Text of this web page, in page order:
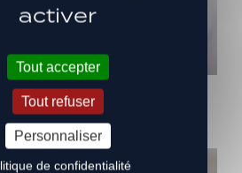
! Réunion
samedi 8 août
activer
Tout accepter
Tout refuser
Personnaliser
de confidentialité